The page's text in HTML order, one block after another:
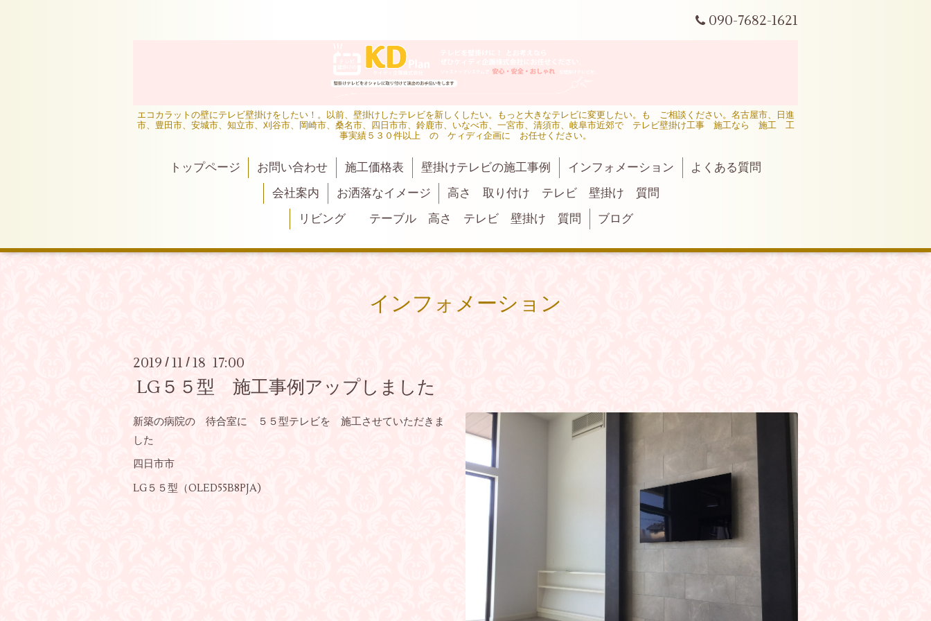
090-7682-1621
エコカラットの壁にテレビ壁掛けをしたい！。以前、壁掛けしたテレビを新しくしたい。もっと大きなテレビに変更したい。も ご相談ください。名古屋市、日進
市、豊田市、安城市、知立市、刈谷市、岡崎市、桑名市、四日市市、鈴鹿市、いなべ市、一宮市、清須市、岐阜市近郊で テレビ壁掛け工事 施工なら 施工 工
事実績５３０件以上 の ケィディ企画に お任せください。
トップページ お問い合わせ 施工価格表 壁掛けテレビの施工事例 インフォメーション
よくある質問
会社案内
お洒落なイメージ
高さ 取り付け テレビ 壁掛け 質問
リビング テーブル 高さ テレビ 壁掛け 質問
ブログ
インフォメーション
2019 / 11 / 18 17:00
LG５５型 施工事例アップしました
新築の病院の 待合室に ５５型テレビを 施工させていただきま
した
四日市市
LG５５型（OLED55B8PJA)